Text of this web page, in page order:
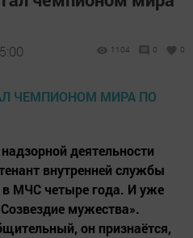
1104 0 0
деятельности
внутренней службы
в МЧС четыре года. И уже
мужества».
он признаётся,